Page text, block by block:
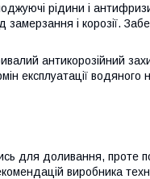
рідини і
і корозії.
антикорозійний
експлуатації водяного
для доливання, проте
виробника